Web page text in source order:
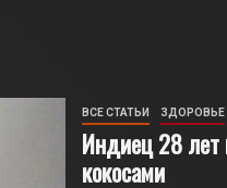
ВСЕ СТАТЬИ ЗДОРОВЬЕ
Индиец 28 лет
кокосами